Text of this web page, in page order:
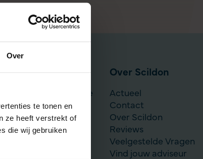
Over
te tonen en
ze heeft verstrekt of
die wij gebruiken
Werknemerslijfrente
verandert
Over Scildon
Actueel
Contact
Over Scildon
Reviews
Veelgestelde Vragen
Vind jouw adviseur